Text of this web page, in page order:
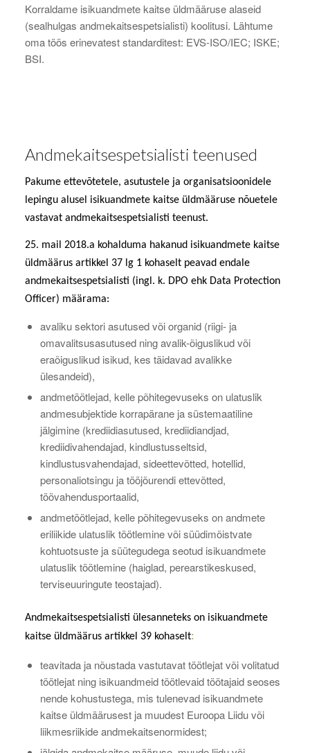
Korraldame isikuandmete kaitse üldmääruse alaseid
(sealhulgas andmekaitsespetsialisti) koolitusi. Lähtume
oma töös erinevatest standarditest: EVS-ISO/IEC; ISKE;
BSI.
Andmekaitsespetsialisti teenused
Pakume ettevõtetele, asutustele ja organisatsioonidele
lepingu alusel isikuandmete kaitse üldmääruse nõuetele
vastavat andmekaitsespetsialisti teenust.
25. mail 2018.a kohalduma hakanud isikuandmete kaitse
üldmäärus artikkel 37 lg 1 kohaselt peavad endale
andmekaitsespetsialisti (ingl. k. DPO ehk Data Protection
Officer) määrama:
avaliku sektori asutused või organid (riigi- ja
omavalitsusasutused ning avalik-õiguslikud või
eraõiguslikud isikud, kes täidavad avalikke
ülesandeid),
andmetöötlejad, kelle põhitegevuseks on ulatuslik
andmesubjektide korrapärane ja süstemaatiline
jälgimine (krediidiasutused, krediidiandjad,
krediidivahendajad, kindlustusseltsid,
kindlustusvahendajad, sideettevõtted, hotellid,
personaliotsingu ja tööjõurendi ettevõtted,
töövahendusportaalid,
andmetöötlejad, kelle põhitegevuseks on andmete
eriliikide ulatuslik töötlemine või süüdimõistvate
kohtuotsuste ja süütegudega seotud isikuandmete
ulatuslik töötlemine (haiglad, perearstikeskused,
terviseuuringute teostajad).
Andmekaitsespetsialisti ülesanneteks on isikuandmete
kaitse üldmäärus artikkel 39 kohaselt:
teavitada ja nõustada vastutavat töötlejat või volitatud
töötlejat ning isikuandmeid töötlevaid töötajaid seoses
nende kohustustega, mis tulenevad isikuandmete
kaitse üldmäärusest ja muudest Euroopa Liidu või
liikmesriikide andmekaitsenormidest;